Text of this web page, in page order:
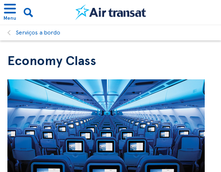
Menu
Serviços a bordo
Economy Class